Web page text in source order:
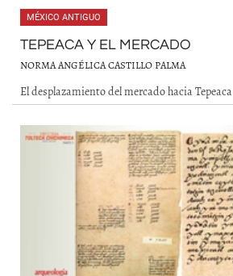
MÉXICO ANTIGUO
TEPEACA Y EL MERCADO
NORMA ANGÉLICA CASTILLO PALMA
El desplazamiento del mercado hacia Tepeaca